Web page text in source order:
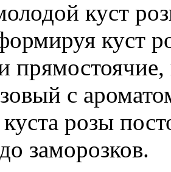
куст
куст
с
розы
заморозков.